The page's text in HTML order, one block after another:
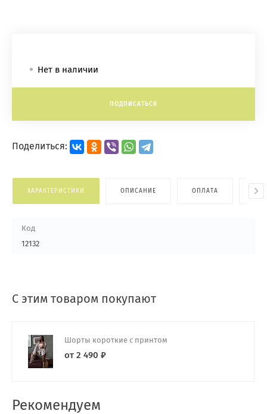
Нет в наличии
ПОДПИСАТЬСЯ
Поделиться:
ХАРАКТЕРИСТИКИ ОПИСАНИЕ ОПЛАТА
Код
12132
С этим товаром покупают
Шорты короткие с принтом
от 2 490 ₽
Рекомендуем